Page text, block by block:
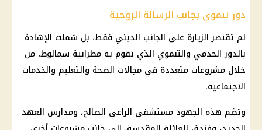
دور تنموي بجانب الرسالة الروحية
لم تقتصر الزيارة على الجانب الديني فقط، بل شملت الإشادة
بالدور الخدمي والتنموي الذي تقوم به مطرانية سمالوط، من
خلال مشروعات متعددة في مجالات الصحة والتعليم والخدمات
الاجتماعية.
وتضم هذه الجهود مستشفى الراعي الصالح، ومدارس العهد